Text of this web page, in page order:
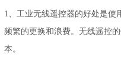
1、工业无线遥控器的好处是使
频繁的更换和浪费。无线遥控
本。